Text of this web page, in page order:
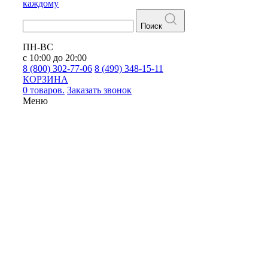
каждому
Поиск
ПН-ВС
с 10:00 до 20:00
8 (800) 302-77-06 8 (499) 348-15-11
КОРЗИНА
0 товаров. Заказать звонок
Меню